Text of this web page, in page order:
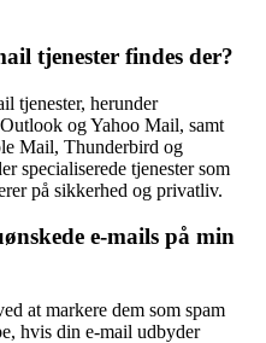
tjenester findes der?
tjenester, herunder
og Yahoo Mail, samt
Mail, Thunderbird og
specialiserede tjenester som
på sikkerhed og privatliv.
e-mails på min
at markere dem som spam
hvis din e-mail udbyder